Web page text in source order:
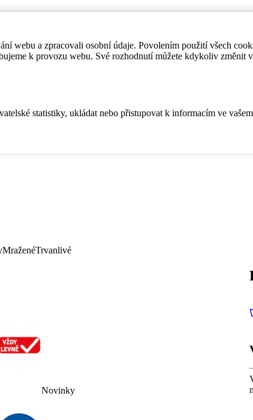
webu a zpracovali osobní údaje. Povolením použití všech
k provozu webu. Své rozhodnutí můžete kdykoliv změnit v
statistiky, ukládat nebo přistupovat k informacím ve
MraženéTrvanlivé
Novinky